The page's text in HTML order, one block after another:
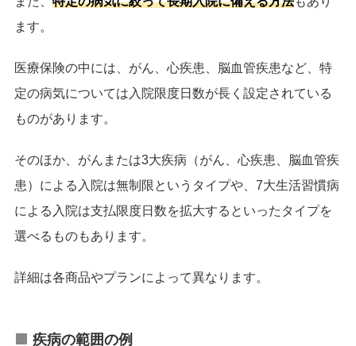
気管，気管支及び肺の悪性新生物＜腫瘍＞
肝及び肝内胆管の悪性新生物＜腫瘍＞ 13.6
消化器系の疾患 10.3
乳房の悪性新生物＜腫瘍＞ 9.4
妊娠，分娩及び産じょく
ます。
医療保険の中には、がん、心疾患、脳血管疾患など、特
定の病気については入院限度日数が長く設定されている
ものがあります。
そのほか、がんまたは3大疾病（がん、心疾患、脳血管疾
患）による入院は無制限というタイプや、7大生活習慣病
による入院は支払限度日数を拡大するといったタイプを
選べるものもあります。
詳細は各商品やプランによって異なります。
疾病の範囲の例